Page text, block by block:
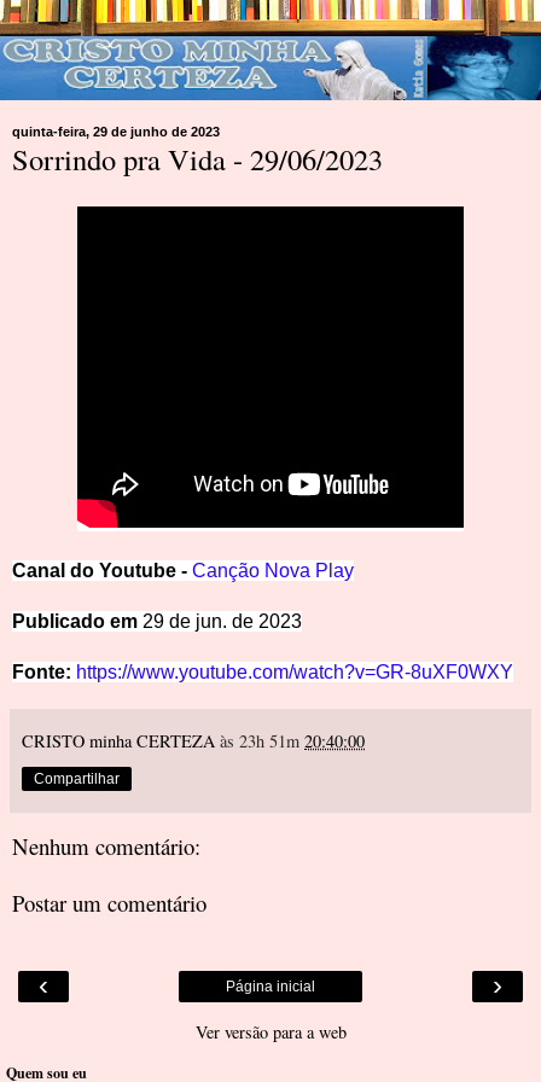
quinta-feira, 29 de junho de 2023
Sorrindo pra Vida - 29/06/2023
Canal do Youtube - Canção Nova Play
Publicado em 29 de jun. de 2023
Fonte: https://www.youtube.com/watch?v=GR-8uXF0WXY
CRISTO minha CERTEZA às 23h 51m 20:40:00
Compartilhar
Nenhum comentário:
Postar um comentário
‹ ›
Página inicial
Ver versão para a web
Quem sou eu